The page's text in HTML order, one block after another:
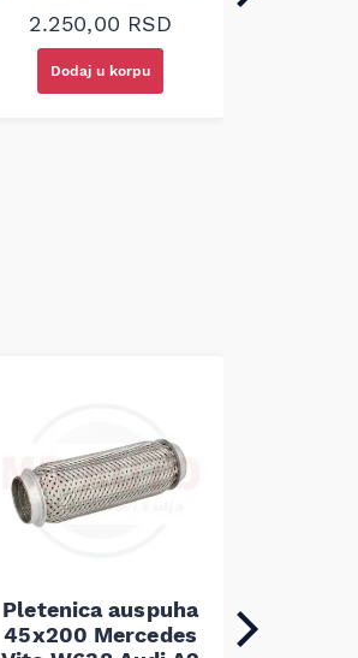
2.250,00 RSD
Dodaj u korpu
Pletenica auspuha
45x200 Mercedes